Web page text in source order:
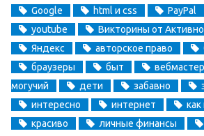
Google html и css PayPal
youtube
Викторины от
Яндекс
авторское право
браузеры
быт
могучий
дети забавно
интересно
интернет
красиво
личные финансы